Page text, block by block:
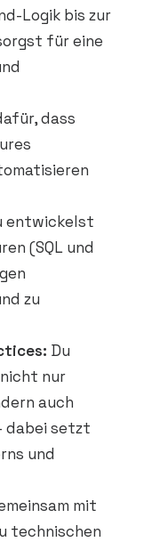
Logik bis zur
für eine
dass
entwickelst
(SQL und
zu
Du
nur
auch
dabei setzt
und
mit
technischen